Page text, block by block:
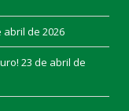
abril de 2026
23 de abril de